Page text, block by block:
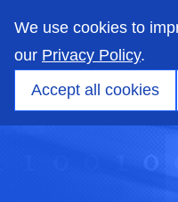
We use cookies to
our Privacy Policy.
Accept all cookies
main
content
市場 能力